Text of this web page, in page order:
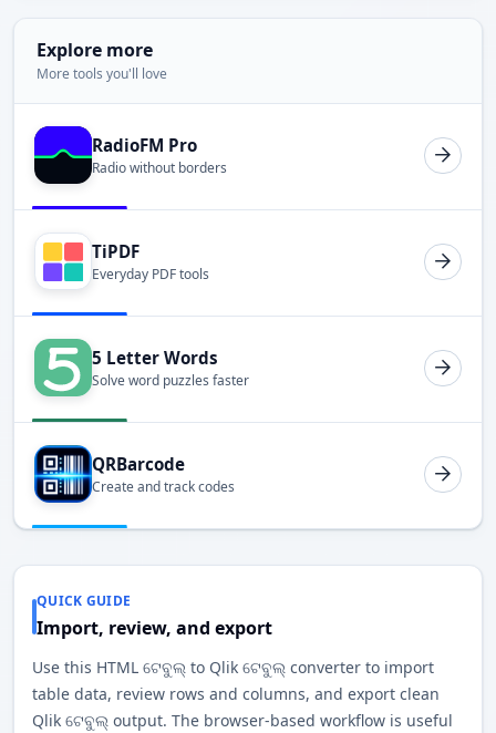
Explore more
More tools you'll love
RadioFM Pro
Radio without borders
TiPDF
Everyday PDF tools
5 Letter Words
Solve word puzzles faster
QRBarcode
Create and track codes
QUICK GUIDE
Import, review, and export
Use this HTML ଟେବୁଲ୍ to Qlik ଟେବୁଲ୍ converter to import
table data, review rows and columns, and export clean
Qlik ଟେବୁଲ୍ output. The browser-based workflow is useful